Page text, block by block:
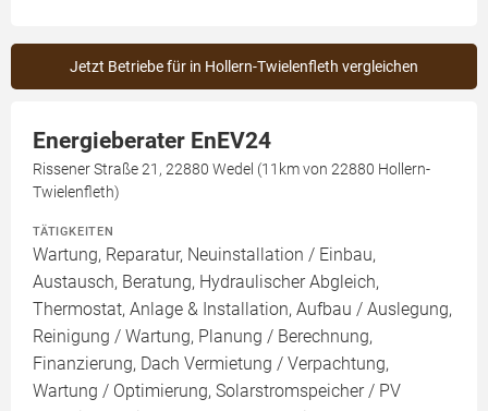
Jetzt Betriebe für in Hollern-Twielenfleth vergleichen
Energieberater EnEV24
Rissener Straße 21, 22880 Wedel (11km von 22880 Hollern-
Twielenfleth)
TÄTIGKEITEN
Wartung, Reparatur, Neuinstallation / Einbau,
Austausch, Beratung, Hydraulischer Abgleich,
Thermostat, Anlage & Installation, Aufbau / Auslegung,
Reinigung / Wartung, Planung / Berechnung,
Finanzierung, Dach Vermietung / Verpachtung,
Wartung / Optimierung, Solarstromspeicher / PV